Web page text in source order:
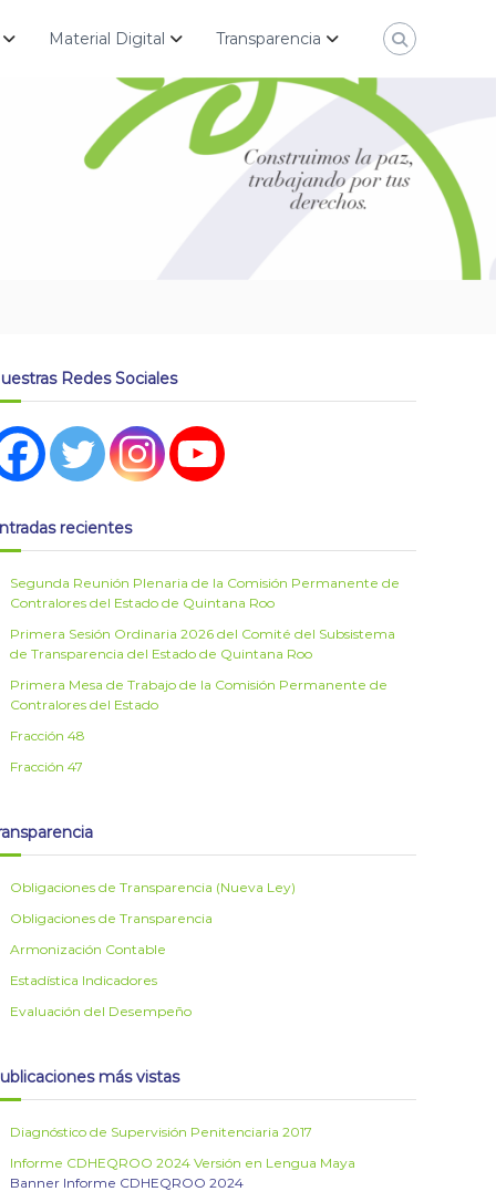
Material Digital Transparencia
Redes Sociales
recientes
Segunda Reunión Plenaria de la Comisión Permanente de
Contralores del Estado de Quintana Roo
Primera Sesión Ordinaria 2026 del Comité del Subsistema
de Transparencia del Estado de Quintana Roo
Primera Mesa de Trabajo de la Comisión Permanente de
Contralores del Estado
Fracción 48
Fracción 47
Obligaciones de Transparencia (Nueva Ley)
Obligaciones de Transparencia
Armonización Contable
Estadística Indicadores
Evaluación del Desempeño
más vistas
Diagnóstico de Supervisión Penitenciaria 2017
Informe CDHEQROO 2024 Versión en Lengua Maya
Banner Informe CDHEQROO 2024